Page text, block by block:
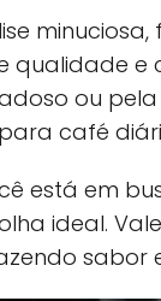
qualidade e
ou
café
está em
ideal.
sabor